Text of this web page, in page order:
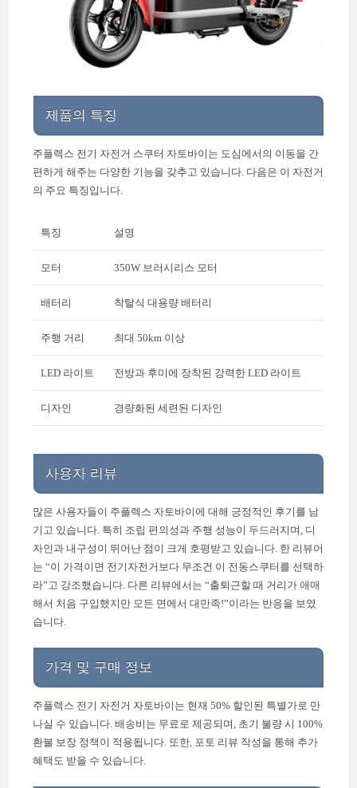
제품의 특징
주플렉스 전기 자전거 스쿠터 자토바이는 도심에서의 이동을 간
편하게 해주는 다양한 기능을 갖추고 있습니다. 다음은 이 자전거
의 주요 특징입니다.
특징 설명
모터 350W 브러시리스 모터
배터리 착탈식 대용량 배터리
주행 거리 최대 50km 이상
LED 라이트 전방과 후미에 장착된 강력한 LED 라이트
디자인 경량화된 세련된 디자인
사용자 리뷰
많은 사용자들이 주플렉스 자토바이에 대해 긍정적인 후기를 남
기고 있습니다. 특히 조립 편의성과 주행 성능이 두드러지며, 디
자인과 내구성이 뛰어난 점이 크게 호평받고 있습니다. 한 리뷰어
는 “이 가격이면 전기자전거보다 무조건 이 전동스쿠터를 선택하
라”고 강조했습니다. 다른 리뷰에서는 “출퇴근할 때 거리가 애매
해서 처음 구입했지만 모든 면에서 대만족!”이라는 반응을 보였
습니다.
가격 및 구매 정보
주플렉스 전기 자전거 자토바이는 현재 50% 할인된 특별가로 만
나실 수 있습니다. 배송비는 무료로 제공되며, 초기 불량 시 100%
환불 보장 정책이 적용됩니다. 또한, 포토 리뷰 작성을 통해 추가
혜택도 받을 수 있습니다.